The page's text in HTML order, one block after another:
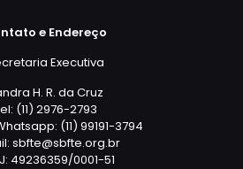
e Endereço
Executiva
H. R. da Cruz
(11) 2976-2793
(11) 99191-3794
sbfte@sbfte.org.br
49236359/0001-51